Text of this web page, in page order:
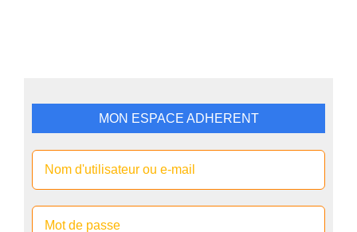
MON ESPACE ADHERENT